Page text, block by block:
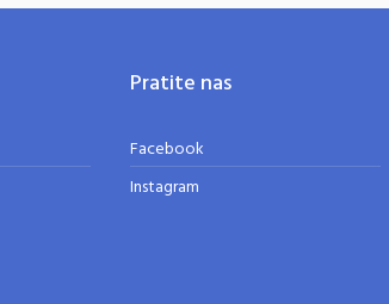
Pratite nas
Facebook
Instagram